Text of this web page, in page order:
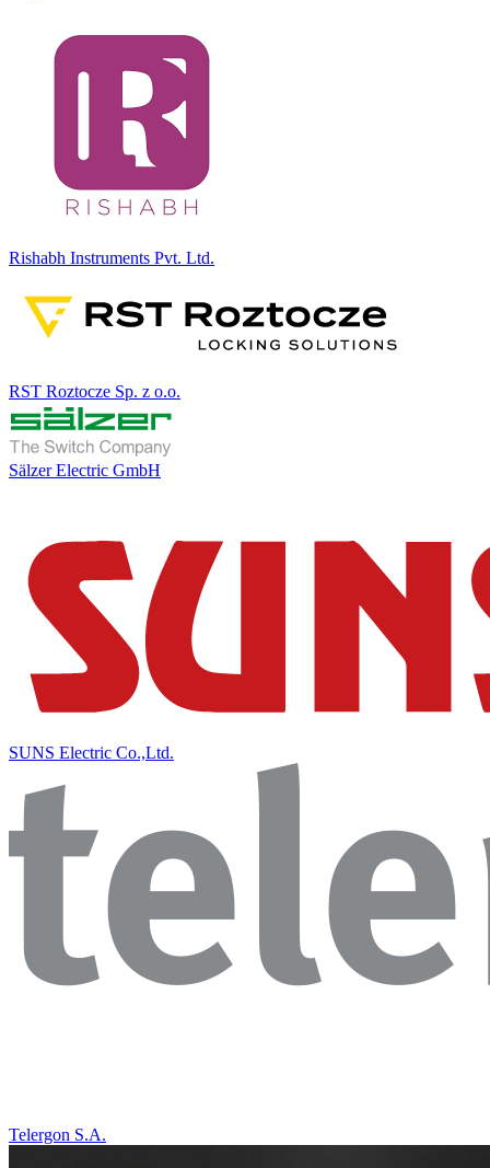
Rishabh Instruments Pvt. Ltd.
RST Roztocze Sp. z o.o.
Sälzer Electric GmbH
SUNS Electric Co.,Ltd.
Telergon S.A.